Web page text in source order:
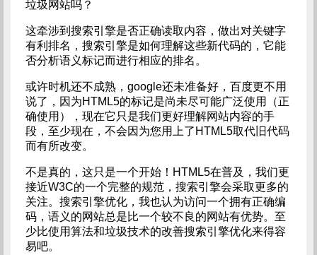
垃圾网站吗？
这牵涉到搜索引擎是否正确读取内容，做出对关键字
有利排名，搜索引擎是如何理解这些新代码的，它能
否分析语义标记而进行相应的排名。
或许时机还不成熟，google还未准备好，百度更不用
说了，因为HTML5的标记是尚未尽可能广泛使用（正
确使用），现在它只是我们更好理解网站内容的手
段，至少现在，不会因为您用上了HTML5取代旧代码
而有所改变。
不是真的，这只是一个开始！HTML5在普及，我们更
接近W3C的一个完整的规范，搜索引擎会采取更多的
关注。搜索引擎优化，我也认为访问一个拥有正确编
码，语义的网站总是比一个较不良的网站有优势。至
少比使用算法和垃圾技术的改善搜索引擎优化来得容
易吧。